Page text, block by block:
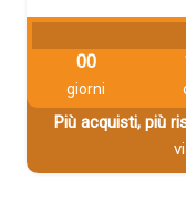
00
giorni
Più acquisti, più